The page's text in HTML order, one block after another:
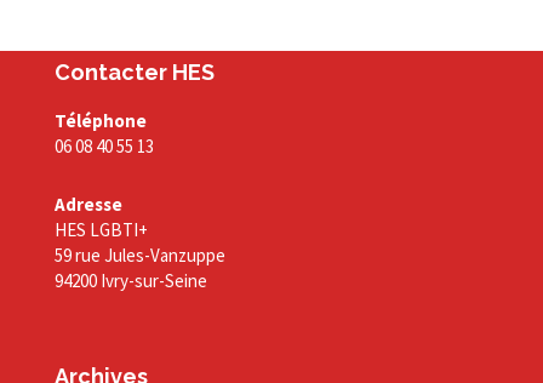
Contacter HES
Téléphone
06 08 40 55 13
Adresse
HES LGBTI+
59 rue Jules-Vanzuppe
94200 Ivry-sur-Seine
Archives